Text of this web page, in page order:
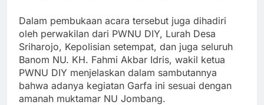
Dalam pembukaan acara tersebut juga dihadiri
oleh perwakilan dari PWNU DIY, Lurah Desa
Sriharojo, Kepolisian setempat, dan juga seluruh
Banom NU. KH. Fahmi Akbar Idris, wakil ketua
PWNU DIY menjelaskan dalam sambutannya
bahwa adanya kegiatan Garfa ini sesuai dengan
amanah muktamar NU Jombang.